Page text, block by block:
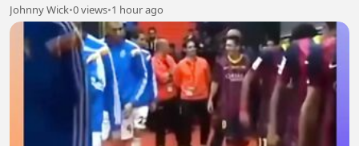
Johnny Wick•0 views•1 hour ago